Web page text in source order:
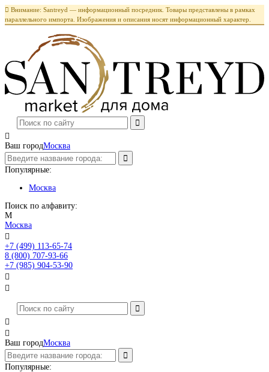
 Внимание: Santreyd — информационный посредник. Товары представлены в рамках
параллельного импорта. Изображения и описания носят информационный характер.

Ваш городМосква
Популярные:
Москва
Поиск по алфавиту:
М
Москва

+7 (499) 113-65-74
8 (800) 707-93-66
+7 (985) 904-53-90




Ваш городМосква
Популярные: